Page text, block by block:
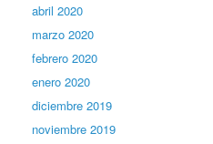
abril 2020
marzo 2020
febrero 2020
enero 2020
diciembre 2019
noviembre 2019